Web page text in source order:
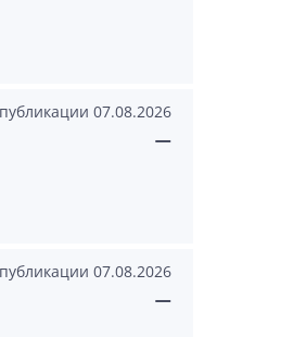
07.08.2026
—
07.08.2026
—